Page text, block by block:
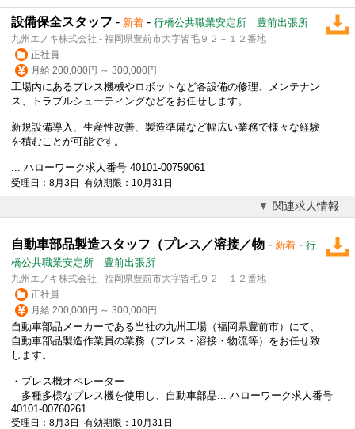
設備保全スタッフ - 新着 - 行橋公共職業安定所 豊前出張所
九州エノキ株式会社 - 福岡県豊前市大字皆毛９２－１２番地
正社員
月給 200,000円 ～ 300,000円
工場内にあるプレス機械やロボットなど各設備の修理、メンテナン
ス、トラブルシューティングなどをお任せします。
新規設備導入、生産性改善、製造準備など幅広い業務で様々な経験
を積むことが可能です。
... ハローワーク求人番号 40101-00759061
受理日：8月3日 有効期限：10月31日
関連求人情報
自動車部品製造スタッフ（プレス／溶接／物 - 新着 - 行
橋公共職業安定所 豊前出張所
九州エノキ株式会社 - 福岡県豊前市大字皆毛９２－１２番地
正社員
月給 200,000円 ～ 300,000円
自動車部品メーカーである当社の九州工場（福岡県豊前市）にて、
自動車部品製造作業員の業務（プレス・溶接・物流等）をお任せ致
します。
・プレス機オペレーター
多種多様なプレス機を使用し、自動車部品... ハローワーク求人番号
40101-00760261
受理日：8月3日 有効期限：10月31日